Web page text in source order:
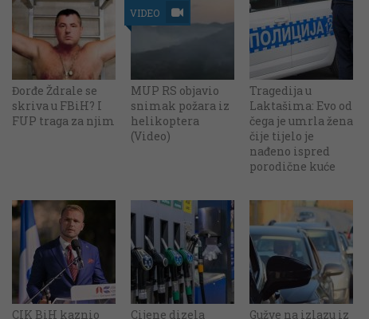
Đorđe Ždrale se
skriva u FBiH? I
FUP traga za njim
VIDEO
MUP RS objavio
snimak požara iz
helikoptera
(Video)
Tragedija u
Laktašima: Evo od
čega je umrla žena
čije tijelo je
nađeno ispred
porodične kuće
CIK BiH kaznio Cijene dizela Gužve na izlazu iz